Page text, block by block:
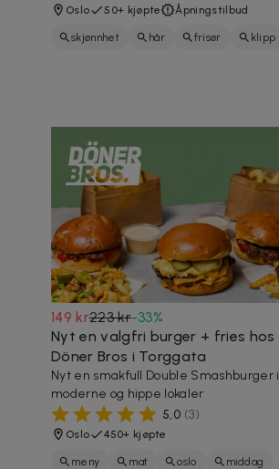
Oslo 50+ kjøpte Åpningstilbud
skjønnhet hår frisør klipp
149 kr223 kr-33%
Nyt en valgfri burger + fries hos
Döner Bros i Torggata
Nyt en smakfull Double Smashburger i
moderne og hippe lokaler
5,0 (3)
Oslo 450+ kjøpte
meny mat oslo
middag